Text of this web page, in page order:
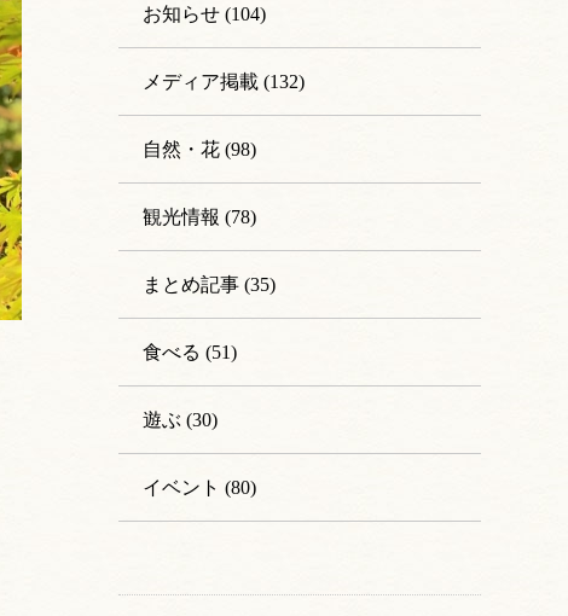
お知らせ (104)
メディア掲載 (132)
自然・花 (98)
観光情報 (78)
まとめ記事 (35)
食べる (51)
遊ぶ (30)
イベント (80)